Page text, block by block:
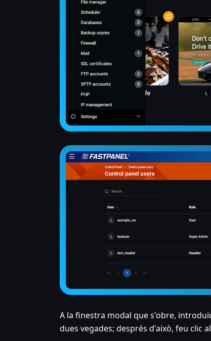
A la finestra modal que s'obre,
dues vegades; després d'això, feu clic